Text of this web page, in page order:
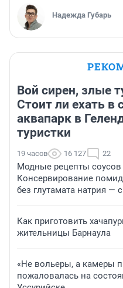
Надежда Губарь
Вой сирен, злые
Стоит ли ехать
аквапарк в
туристки
19 часов 16 127 22
Модные рецепты
Консервирование
без глутамата натрия —
Как приготовить
жительницы Барнаула
«Не вольеры, а камеры
пожаловалась на